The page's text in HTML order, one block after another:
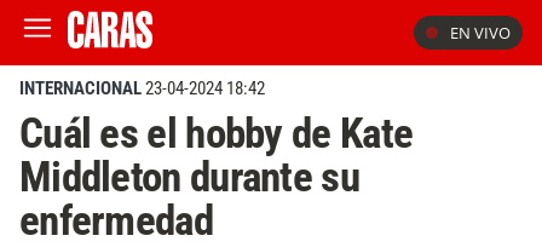
EN VIVO
INTERNACIONAL23-04-2024 18:42
Cuál es el hobby de Kate
Middleton durante su
enfermedad